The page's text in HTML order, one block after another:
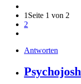
1 Seite 1 von 2
2
Antworten
Psychojosh